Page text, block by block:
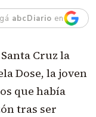
abcDiario en
Cruz la
Dose, la joven
que había
tras ser